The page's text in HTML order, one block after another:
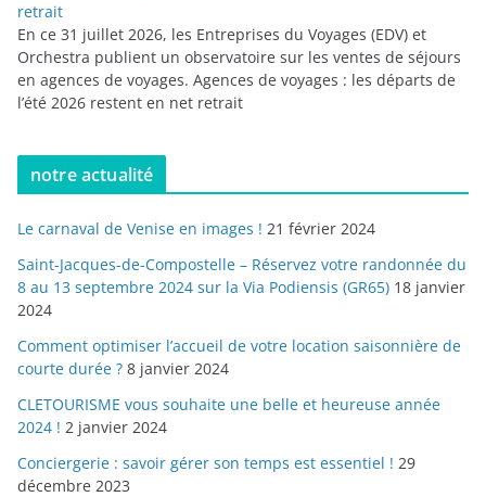
retrait
En ce 31 juillet 2026, les Entreprises du Voyages (EDV) et
Orchestra publient un observatoire sur les ventes de séjours
en agences de voyages. Agences de voyages : les départs de
l’été 2026 restent en net retrait
notre actualité
Le carnaval de Venise en images ! 21 février 2024
Saint-Jacques-de-Compostelle – Réservez votre randonnée du
8 au 13 septembre 2024 sur la Via Podiensis (GR65) 18 janvier
2024
Comment optimiser l’accueil de votre location saisonnière de
courte durée ? 8 janvier 2024
CLETOURISME vous souhaite une belle et heureuse année
2024 ! 2 janvier 2024
Conciergerie : savoir gérer son temps est essentiel ! 29
décembre 2023